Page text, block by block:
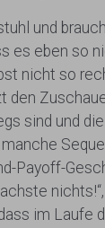
und
es eben so
nicht so
sind und
Payoff-
im